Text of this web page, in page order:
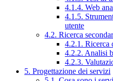
4.1.4. Web
4.1.5.
utente
4.2. Ricerca
4.2.1. Ricerca
4.2.2. Analisi
4.2.3.
5. Progettazione dei servizi